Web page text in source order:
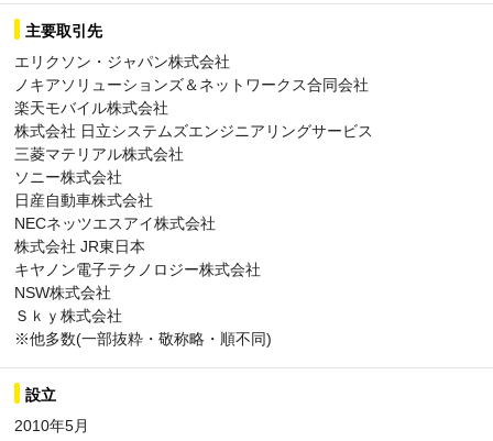
主要取引先
エリクソン・ジャパン株式会社
ノキアソリューションズ＆ネットワークス合同会社
楽天モバイル株式会社
株式会社 日立システムズエンジニアリングサービス
三菱マテリアル株式会社
ソニー株式会社
日産自動車株式会社
NECネッツエスアイ株式会社
株式会社 JR東日本
キヤノン電子テクノロジー株式会社
NSW株式会社
Ｓｋｙ株式会社
※他多数(一部抜粋・敬称略・順不同)
設立
2010年5月